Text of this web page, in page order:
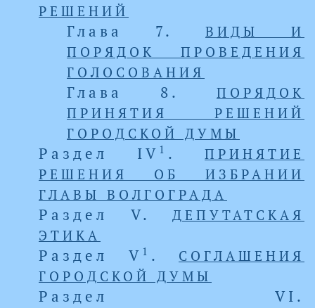
РЕШЕНИЙ
Глава 7. ВИДЫ И
ПОРЯДОК ПРОВЕДЕНИЯ
ГОЛОСОВАНИЯ
Глава 8. ПОРЯДОК
ПРИНЯТИЯ РЕШЕНИЙ
ГОРОДСКОЙ ДУМЫ
Раздел IV 1 . ПРИНЯТИЕ
РЕШЕНИЯ ОБ ИЗБРАНИИ
ГЛАВЫ ВОЛГОГРАДА
Раздел V. ДЕПУТАТСКАЯ
ЭТИКА
Раздел V 1 .
СОГЛАШЕНИЯ
ГОРОДСКОЙ ДУМЫ
Раздел VI.